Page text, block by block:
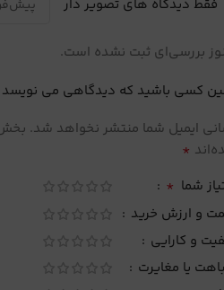
فقط دیدگاه های تصویر دار
بررسی‌ای ثبت نشده است.
کسی باشید که دیدگاهی می نویسد
ایمیل شما منتشر نخواهد شد.
*
شما *
و ارزش خرید
و کارایی
یا مغایرت